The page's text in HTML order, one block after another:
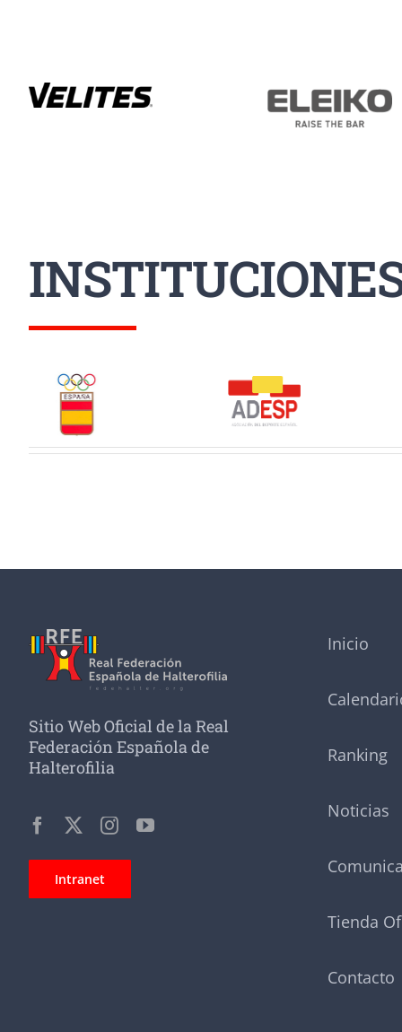
Sitio Web Oficial de la Real
Federación Española de
Halterofilia
Intranet
Inicio
Ranking
Noticias
Tienda
Contacto